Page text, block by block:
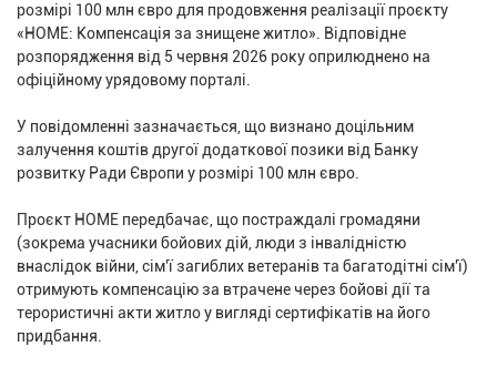
розмірі 100 млн євро для продовження реалізації проєкту
«HOME: Компенсація за знищене житло». Відповідне
розпорядження від 5 червня 2026 року оприлюднено на
офіційному урядовому порталі.
У повідомленні зазначається, що визнано доцільним
залучення коштів другої додаткової позики від Банку
розвитку Ради Європи у розмірі 100 млн євро.
Проєкт HOME передбачає, що постраждалі громадяни
(зокрема учасники бойових дій, люди з інвалідністю
внаслідок війни, сім'ї загиблих ветеранів та багатодітні сім'ї)
отримують компенсацію за втрачене через бойові дії та
терористичні акти житло у вигляді сертифікатів на його
придбання.